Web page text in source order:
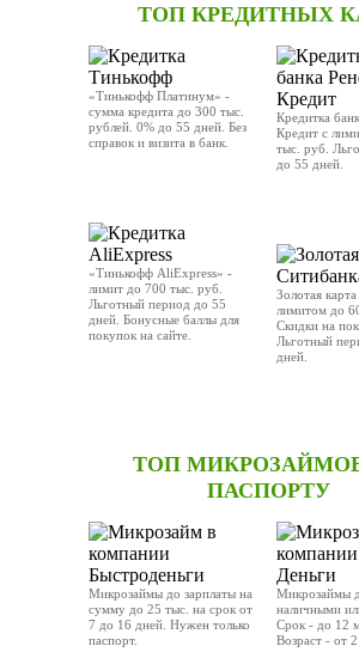
ТОП КРЕДИТНЫХ
«Тинькофф Платинум» -
сумма кредита до 300 тыс.
рублей. 0% до 55 дней. Без
справок и визита в банк.
Кредитка
Кредит с
тыс. руб.
до 55 дней.
«Тинькофф AliExpress» -
лимит до 700 тыс. руб.
Льготный период до 55
дней. Бонусные баллы для
покупок на сайте.
Золотая
лимитом до
Скидки на
Льготный
дней.
ТОП
ПАСПОРТУ
Микрозаймы до зарплаты на
сумму до 25 тыс. на срок от
7 до 16 дней. Нужен только
паспорт.
Микрозаймы
наличными
Срок - до 12
Возраст - от